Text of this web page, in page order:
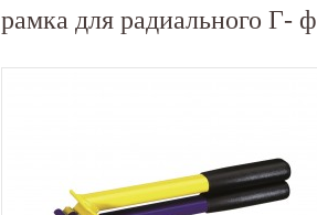
рамка для радиального Г-